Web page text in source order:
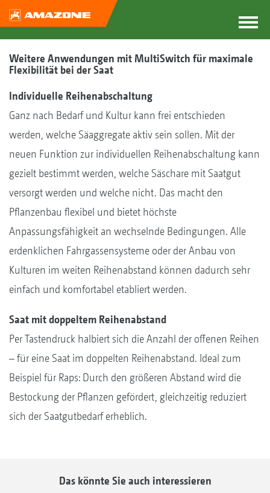
Weitere Anwendungen mit MultiSwitch für maximale
Flexibilität bei der Saat
Individuelle Reihenabschaltung
Ganz nach Bedarf und Kultur kann frei entschieden
werden, welche Säaggregate aktiv sein sollen. Mit der
neuen Funktion zur individuellen Reihenabschaltung kann
gezielt bestimmt werden, welche Säschare mit Saatgut
versorgt werden und welche nicht. Das macht den
Pflanzenbau flexibel und bietet höchste
Anpassungsfähigkeit an wechselnde Bedingungen. Alle
erdenklichen Fahrgassensysteme oder der Anbau von
Kulturen im weiten Reihenabstand können dadurch sehr
einfach und komfortabel etabliert werden.
Saat mit doppeltem Reihenabstand
Per Tastendruck halbiert sich die Anzahl der offenen Reihen
– für eine Saat im doppelten Reihenabstand. Ideal zum
Beispiel für Raps: Durch den größeren Abstand wird die
Bestockung der Pflanzen gefördert, gleichzeitig reduziert
sich der Saatgutbedarf erheblich.
Das könnte Sie auch interessieren